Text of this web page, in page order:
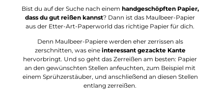
Bist du auf der Suche nach einem handgeschöpften Papier,
dass du gut reißen kannst? Dann ist das Maulbeer-Papier
aus der Etter-Art-Paperworld das richtige Papier für dich.
Denn Maulbeer-Papiere werden eher zerrissen als
zerschnitten, was eineinteressant gezackte Kante
hervorbringt. Und so geht das Zerreißen am besten: Papier
an den gewünschten Stellen anfeuchten, zum Beispiel mit
einem Sprühzerstäuber, und anschließend an diesen Stellen
entlang zerreißen.